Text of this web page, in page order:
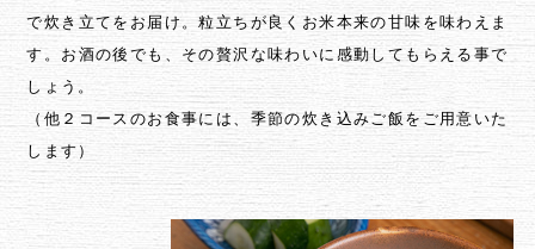
で炊き立てをお届け。粒立ちが良くお米本来の甘味を味わえま
す。お酒の後でも、その贅沢な味わいに感動してもらえる事で
しょう。
（他２コースのお食事には、季節の炊き込みご飯をご用意いた
します）